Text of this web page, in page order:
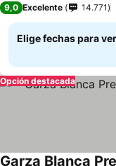
9,0 Excelente 14.771
Elige fechas para
Opción destacada